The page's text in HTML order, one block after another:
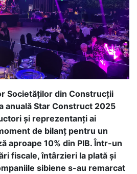
Societăților din Construcții
anuală Star Construct 2025
și reprezentanți ai
de bilanț pentru un
aproape 10% din PIB. Într-un
fiscale, întârzieri la plată și
sibiene s-au remarcat